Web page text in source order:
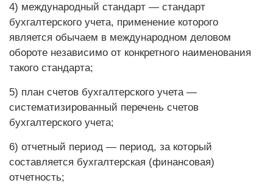
4) международный стандарт — стандарт
бухгалтерского учета, применение которого
является обычаем в международном деловом
обороте независимо от конкретного наименования
такого стандарта;
5) план счетов бухгалтерского учета —
систематизированный перечень счетов
бухгалтерского учета;
6) отчетный период — период, за который
составляется бухгалтерская (финансовая)
отчетность;